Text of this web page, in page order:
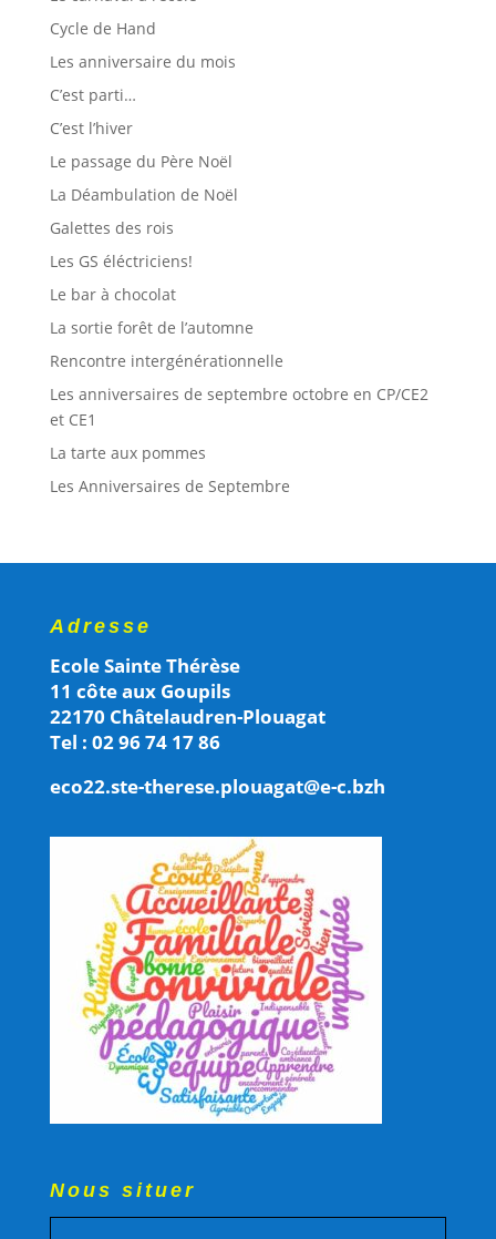
Cycle de Hand
Les anniversaire du mois
C’est parti…
C’est l’hiver
Le passage du Père Noël
La Déambulation de Noël
Galettes des rois
Les GS éléctriciens!
Le bar à chocolat
La sortie forêt de l’automne
Rencontre intergénérationnelle
Les anniversaires de septembre octobre en CP/CE2
et CE1
La tarte aux pommes
Les Anniversaires de Septembre
Adresse
Ecole Sainte Thérèse
11 côte aux Goupils
22170 Châtelaudren-Plouagat
Tel : 02 96 74 17 86
eco22.ste-therese.plouagat@e-c.bzh
Nous situer